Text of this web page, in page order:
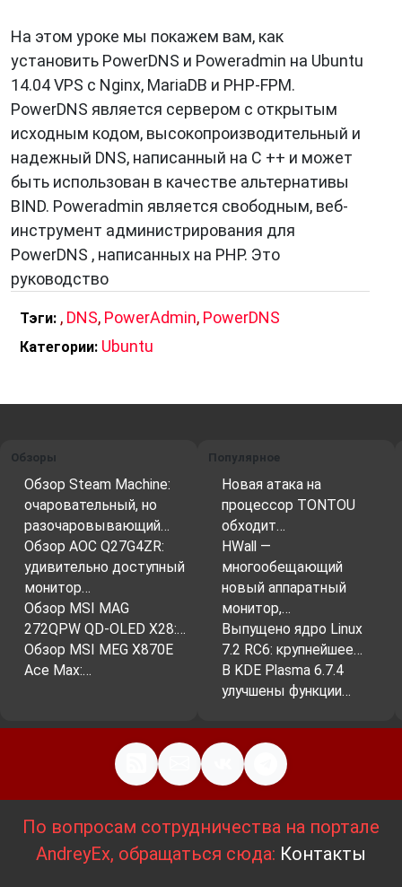
На этом уроке мы покажем вам, как
установить PowerDNS и Poweradmin на Ubuntu
14.04 VPS с Nginx, MariaDB и PHP-FPM.
PowerDNS является сервером с открытым
исходным кодом, высокопроизводительный и
надежный DNS, написанный на C ++ и может
быть использован в качестве альтернативы
BIND. Poweradmin является свободным, веб-
инструмент администрирования для
PowerDNS , написанных на PHP. Это
руководство
Тэги: , DNS, PowerAdmin, PowerDNS
Категории: Ubuntu
Обзоры
Обзор Steam Machine:
очаровательный, но
разочаровывающий…
Обзор AOC Q27G4ZR:
удивительно доступный
монитор…
Обзор MSI MAG
272QPW QD-OLED X28:…
Обзор MSI MEG X870E
Ace Max:…
Популярное
Новая атака на
процессор TONTOU
обходит…
HWall —
многообещающий
новый аппаратный
монитор,…
Выпущено ядро Linux
7.2 RC6: крупнейшее…
В KDE Plasma 6.7.4
улучшены функции…
По вопросам сотрудничества на портале
AndreyEx, обращаться сюда: Контакты